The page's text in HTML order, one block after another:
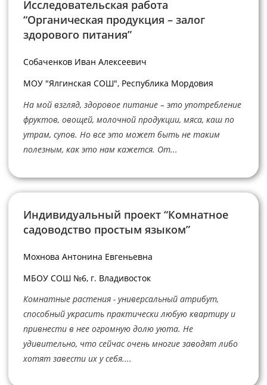
Исследовательская работа
“Органическая продукция – залог
здорового питания”
Собаченков Иван Алексеевич
МОУ "Ялгинская СОШ", Республика Мордовия
На мой взгляд, здоровое питание – это употребление
фруктов, овощей, молочной продукции, мяса, каш по
утрам, супов. Но все это может быть не таким
полезным, как это нам кажется. От...
Индивидуальный проект “Комнатное
садоводство простым языком”
Мохнова Антонина Евгеньевна
МБОУ СОШ №6, г. Владивосток
Комнатные растения - универсальный атрибут,
способный украсить практически любую квартиру и
привнести в нее огромную долю уюта. Не
удивительно, что сейчас очень многие заводят либо
хотят завести их у себя....